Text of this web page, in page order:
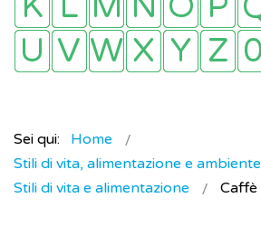
Sei qui:
Home
Stili di vita, alimentazione e ambiente
Stili di vita e alimentazione
Caffè